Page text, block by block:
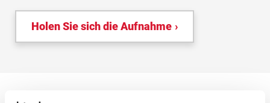
Holen Sie sich die Aufnahme